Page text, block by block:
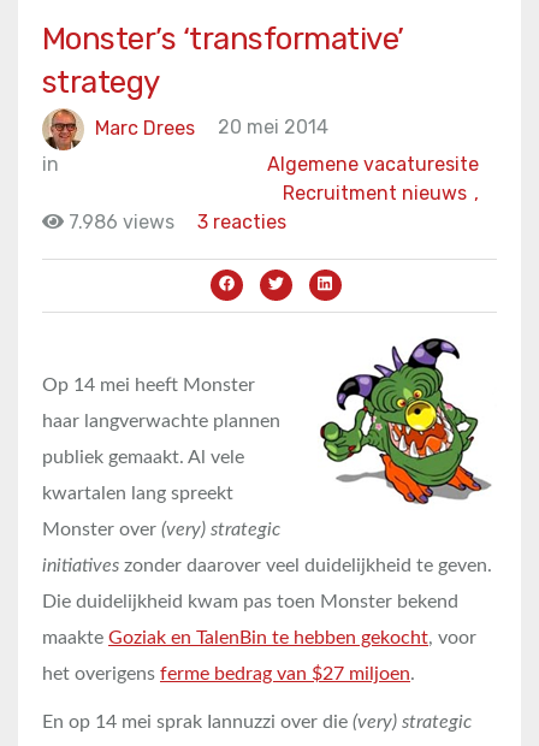
Monster’s ‘transformative’
strategy
Marc Drees
20 mei 2014
in
Algemene vacaturesite
Recruitment nieuws ,
7.986 views
3 reacties
Op 14 mei heeft Monster
haar langverwachte plannen
publiek gemaakt. Al vele
kwartalen lang spreekt
Monster over (very) strategic
initiatives zonder daarover veel duidelijkheid te geven.
Die duidelijkheid kwam pas toen Monster bekend
maakte Goziak en TalenBin te hebben gekocht, voor
het overigens ferme bedrag van $27 miljoen.
En op 14 mei sprak Iannuzzi over die (very) strategic